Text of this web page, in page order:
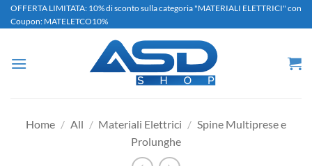
Salta
ai
OFFERTA LIMITATA: 10% di sconto sulla categoria "MATERIALI ELETTRICI" con
Coupon: MATELETCO10%
Home / All / Materiali Elettrici / Spine Multiprese e
Prolunghe